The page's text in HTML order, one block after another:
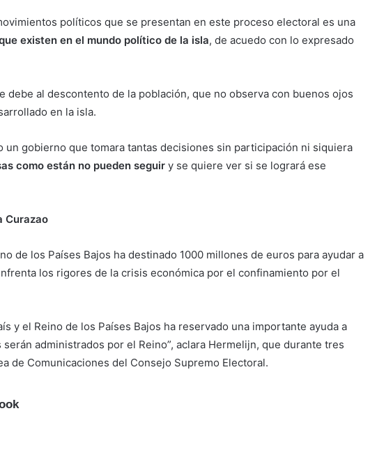
políticos que se presentan en este proceso electoral es una
existen en el mundo político de la isla, de acuedo con lo expresado
debe al descontento de la población, que no observa con buenos ojos
en la isla.
un gobierno que tomara tantas decisiones sin participación ni siquiera
como están no pueden seguir y se quiere ver si se logrará ese
Curazao
de los Países Bajos ha destinado 1000 millones de euros para ayudar a
los rigores de la crisis económica por el confinamiento por el
y el Reino de los Países Bajos ha reservado una importante ayuda a
administrados por el Reino”, aclara Hermelijn, que durante tres
de Comunicaciones del Consejo Supremo Electoral.